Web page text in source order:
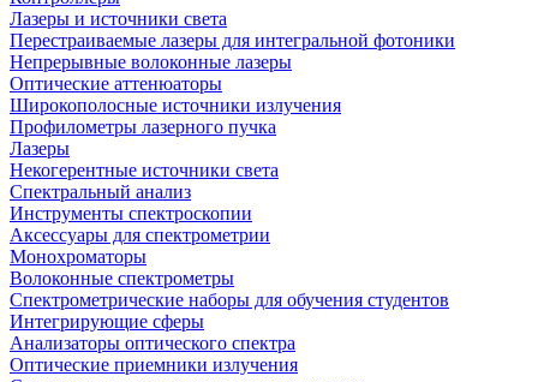
Лазеры и источники света
Перестраиваемые лазеры для интегральной фотоники
Непрерывные волоконные лазеры
Оптические аттенюаторы
Широкополосные источники излучения
Профилометры лазерного пучка
Лазеры
Некогерентные источники света
Спектральный анализ
Инструменты спектроскопии
Аксессуары для спектрометрии
Монохроматоры
Волоконные спектрометры
Спектрометрические наборы для обучения студентов
Интегрирующие сферы
Анализаторы оптического спектра
Оптические приемники излучения